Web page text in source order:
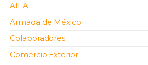
AIFA
Armada de México
Colaboradores
Comercio Exterior